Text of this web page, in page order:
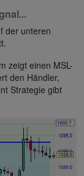
der unteren
zeigt einen MSL-
den Händler,
Strategie gibt